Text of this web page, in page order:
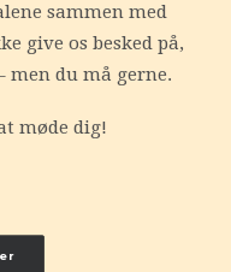
sammen med
give os besked på,
men du må gerne.
møde dig!